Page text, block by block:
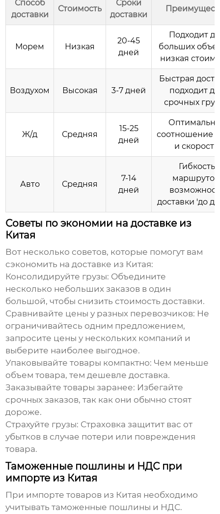
Способ
доставки
Стоимость
Сроки
доставки
Морем Низкая
20-45
дней
Подходит
больших
низкая
Воздухом Высокая 3-7 дней
Быстрая
подходит
срочных
Ж/д Средняя
15-25
дней
соотношение
и скорости
Авто Средняя
7-14
дней
Гибкость
доставки 'до
Советы по экономии на доставке из
Китая
Вот несколько советов, которые помогут вам
сэкономить на доставке из Китая:
Консолидируйте грузы: Объедините
несколько небольших заказов в один
большой, чтобы снизить стоимость доставки.
Сравнивайте цены у разных перевозчиков: Не
ограничивайтесь одним предложением,
запросите цены у нескольких компаний и
выберите наиболее выгодное.
Упаковывайте товары компактно: Чем меньше
объем товара, тем дешевле доставка.
Заказывайте товары заранее: Избегайте
срочных заказов, так как они обычно стоят
дороже.
Страхуйте грузы: Страховка защитит вас от
убытков в случае потери или повреждения
товара.
Таможенные пошлины и НДС при
импорте из Китая
При импорте товаров из Китая необходимо
учитывать таможенные пошлины и НДС.